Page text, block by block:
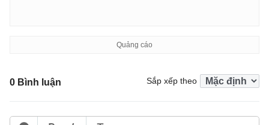
0 Bình luận Sắp xếp theo